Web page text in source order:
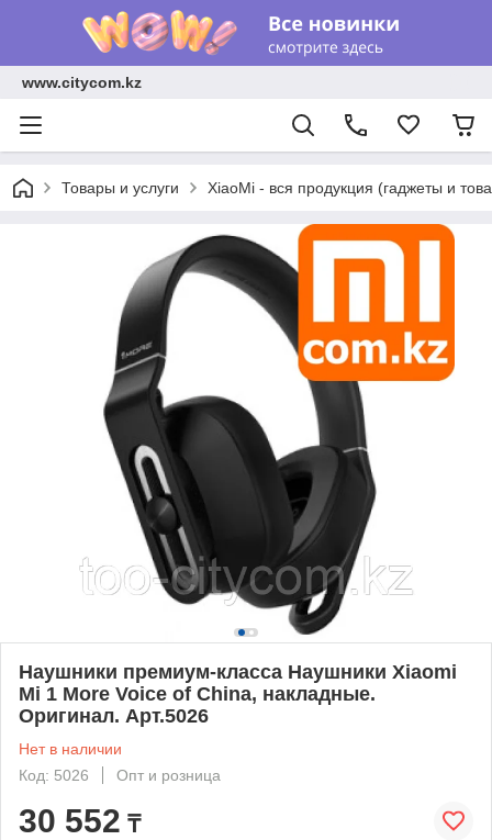
www.citycom.kz
Товары и услуги XiaoMi - вся продукция (гаджеты и
Наушники премиум-класса Наушники Xiaomi
Mi 1 More Voice of China, накладные.
Оригинал. Арт.5026
Нет в наличии
Код: 5026
Опт и розница
30 552 ₸